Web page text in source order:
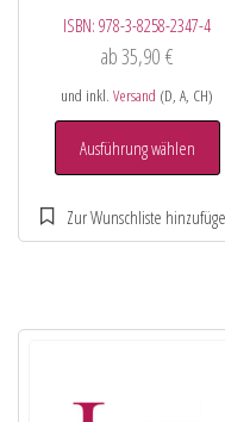
ISBN:978-3-8258-2347-4
ab35,90€
und inkl.Versand (D, A, CH)
Ausführung wählen